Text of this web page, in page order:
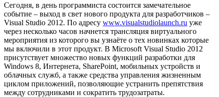
Сегодня, в день программиста состоится замечательное
событие – выход в свет нового продукта для разработчиков –
Visual Studio 2012. По адресу www.visualstudiolaunch.ru уже
через несколько часов начнется трансляция виртуального
мероприятия из которого вы узнаёте о тех новинках которые
мы включили в этот продукт. В Microsoft Visual Studio 2012
присутствует множество новых функций разработки для
Windows 8, Интернета, SharePoint, мобильных устройств и
облачных служб, а также средства управления жизненным
циклом приложений, позволяющие устранить препятствия
между сотрудниками и сократить трудозатраты.